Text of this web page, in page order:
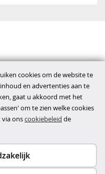
cookies om de website te
en advertenties aan te
gaat u akkoord met het
om te zien welke cookies
onscookiebeleid de